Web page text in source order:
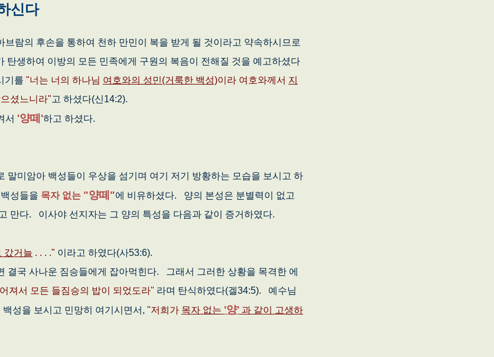
신다
의 후손을 통하여 천하 만민이 복을 받게 될 것이라고 약속하시므로
탄생하여 이방의 모든 민족에게 구원의 복음이 전해질 것을 예고하셨다
기를 "너는 너의 하나님 여호와의 성민(거룩한 백성)이라 여호와께서 지
셨느니라"고 하셨다(신14:2).
서 '양떼'하고 하셨다.
미암아 백성들이 우상을 섬기며 여기 저기 방황하는 모습을 보시고 하
성들을 목자 없는 "양떼"에 비유하셨다. 양의 본성은 분별력이 없고
만다. 이사야 선지자는 그 양의 특성을 다음과 같이 증거하였다.
갔거늘 . . . ." 이라고 하였다(사53:6).
국 사나운 짐승들에게 잡아먹힌다. 그래서 그러한 상황을 목격한 에
져서 모든 들짐승의 밥이 되었도라" 라며 탄식하였다(겔34:5). 예수님
성을 보시고 민망히 여기시면서, "저희가 목자 없는 '양' 과 같이 고생하